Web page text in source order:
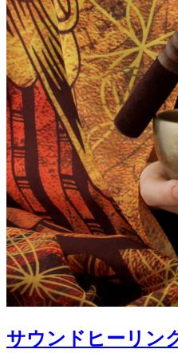
サウンドヒーリン